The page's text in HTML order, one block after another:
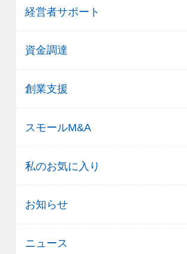
経営者サポート
資金調達
創業支援
スモールM&A
私のお気に入り
お知らせ
ニュース